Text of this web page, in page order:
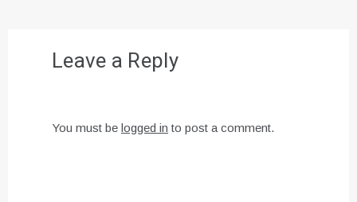
Leave a Reply
You must be logged in to post a comment.